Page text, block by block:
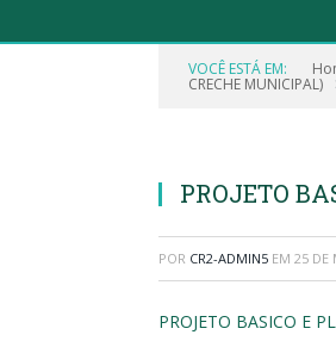
VOCÊ ESTÁ EM:
CRECHE MUNICIPAL)
PROJETO
POR CR2-ADMIN5 EM 25 DE
PROJETO BASICO E